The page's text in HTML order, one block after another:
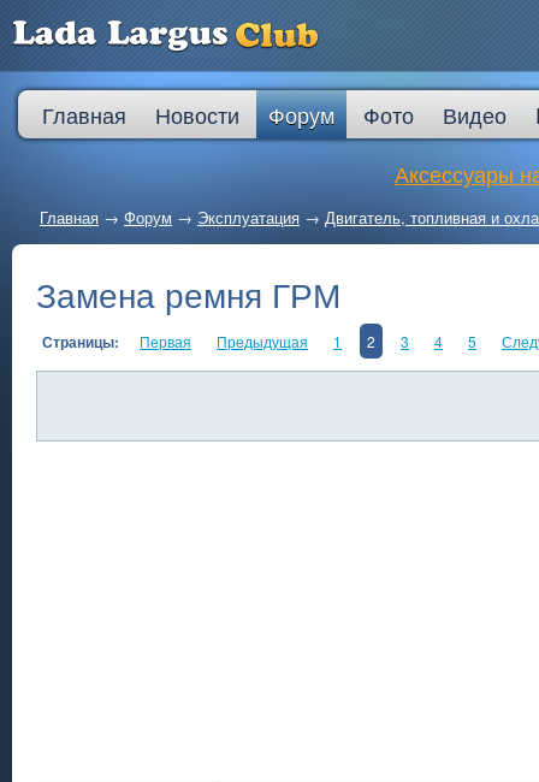
Главная Новости Форум Фото Видео
Аксессуары
Главная → Форум → Эксплуатация → Двигатель, топливная и
Замена ремня ГРМ
Страницы: Первая Предыдущая 1 2 3 4 5